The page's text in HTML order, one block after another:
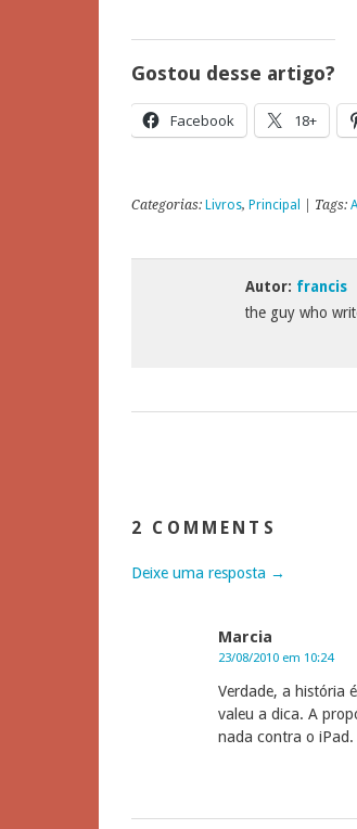
Gostou desse artigo?
Facebook 18+
Categorias: Livros, Principal | Tags:
Autor: francis
the guy who
2 COMMENTS
Deixe uma resposta →
Marcia
23/08/2010 em 10:24
Verdade, a história
valeu a dica. A
nada contra o iPad.